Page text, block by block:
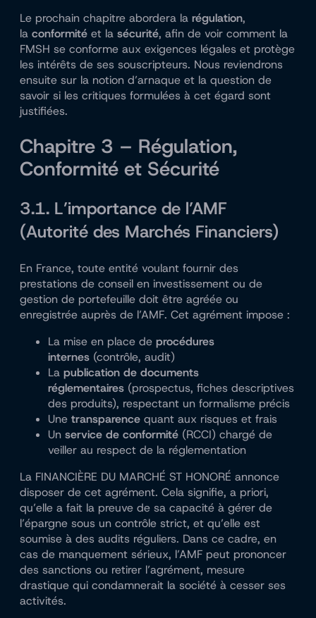
Le prochain chapitre abordera la régulation,
la conformité et la sécurité, afin de voir comment la
FMSH se conforme aux exigences légales et protège
les intérêts de ses souscripteurs. Nous reviendrons
ensuite sur la notion d’arnaque et la question de
savoir si les critiques formulées à cet égard sont
justifiées.
Chapitre 3 – Régulation,
Conformité et Sécurité
3.1. L’importance de l’AMF
(Autorité des Marchés Financiers)
En France, toute entité voulant fournir des
prestations de conseil en investissement ou de
gestion de portefeuille doit être agréée ou
enregistrée auprès de l’AMF. Cet agrément impose :
La mise en place de procédures
internes (contrôle, audit)
La publication de documents
réglementaires (prospectus, fiches descriptives
des produits), respectant un formalisme précis
Une transparence quant aux risques et frais
Un service de conformité (RCCI) chargé de
veiller au respect de la réglementation
La FINANCIÈRE DU MARCHÉ ST HONORÉ annonce
disposer de cet agrément. Cela signifie, a priori,
qu’elle a fait la preuve de sa capacité à gérer de
l’épargne sous un contrôle strict, et qu’elle est
soumise à des audits réguliers. Dans ce cadre, en
cas de manquement sérieux, l’AMF peut prononcer
des sanctions ou retirer l’agrément, mesure
drastique qui condamnerait la société à cesser ses
activités.